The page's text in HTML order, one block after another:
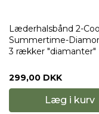
Læderhalsbånd 2-
Summertime-
3 rækker "diamanter"
299,00 DKK
Læg i kurv